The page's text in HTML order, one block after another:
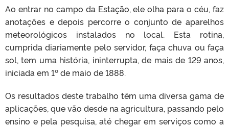
Ao entrar no campo da Estação, ele olha para o céu, faz
anotações e depois percorre o conjunto de aparelhos
meteorológicos instalados no local. Esta rotina,
cumprida diariamente pelo servidor, faça chuva ou faça
sol, tem uma história, ininterrupta, de mais de 129 anos,
iniciada em 1º de maio de 1888.
Os resultados deste trabalho têm uma diversa gama de
aplicações, que vão desde na agricultura, passando pelo
ensino e pela pesquisa, até chegar em serviços como a